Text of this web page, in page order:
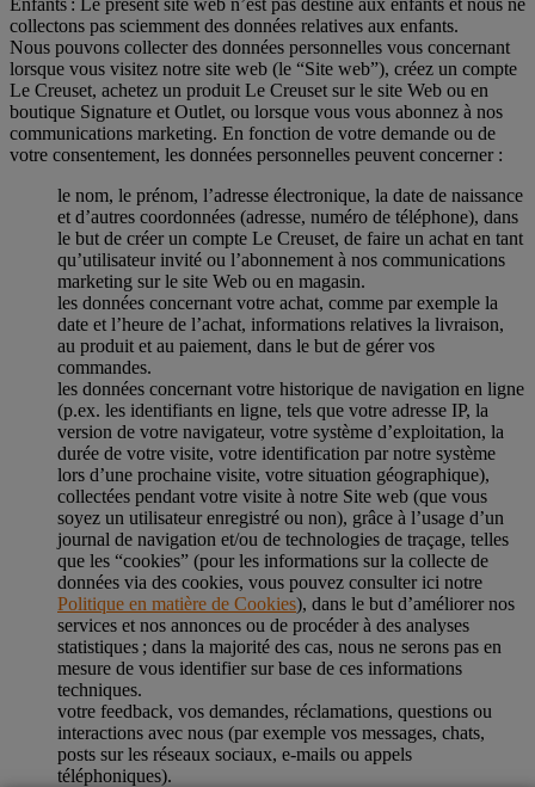
collectons pas sciemment des données relatives aux enfants.
Nous pouvons collecter des données personnelles vous concernant
lorsque vous visitez notre site web (le “Site web”), créez un compte
Le Creuset, achetez un produit Le Creuset sur le site Web ou en
boutique Signature et Outlet, ou lorsque vous vous abonnez à nos
communications marketing. En fonction de votre demande ou de
votre consentement, les données personnelles peuvent concerner :
le nom, le prénom, l’adresse électronique, la date de naissance
et d’autres coordonnées (adresse, numéro de téléphone), dans
le but de créer un compte Le Creuset, de faire un achat en tant
qu’utilisateur invité ou l’abonnement à nos communications
marketing sur le site Web ou en magasin.
les données concernant votre achat, comme par exemple la
date et l’heure de l’achat, informations relatives la livraison,
au produit et au paiement, dans le but de gérer vos
commandes.
les données concernant votre historique de navigation en ligne
(p.ex. les identifiants en ligne, tels que votre adresse IP, la
version de votre navigateur, votre système d’exploitation, la
durée de votre visite, votre identification par notre système
lors d’une prochaine visite, votre situation géographique),
collectées pendant votre visite à notre Site web (que vous
soyez un utilisateur enregistré ou non), grâce à l’usage d’un
journal de navigation et/ou de technologies de traçage, telles
que les “cookies” (pour les informations sur la collecte de
données via des cookies, vous pouvez consulter ici notre
Politique en matière de Cookies), dans le but d’améliorer nos
services et nos annonces ou de procéder à des analyses
statistiques ; dans la majorité des cas, nous ne serons pas en
mesure de vous identifier sur base de ces informations
techniques.
votre feedback, vos demandes, réclamations, questions ou
interactions avec nous (par exemple vos messages, chats,
posts sur les réseaux sociaux, e-mails ou appels
téléphoniques).